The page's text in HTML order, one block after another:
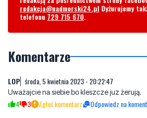
Komentarze
Uważajcie na siebie bo kleszcze juz żerują.
ministrant piątek, 7 kwietnia 2023 - 09:12:08
i na Was wszystkich "czarni" też żerują